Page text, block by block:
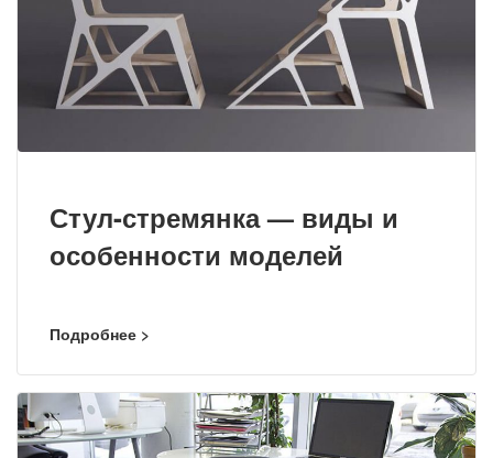
Стул-стремянка — виды и
особенности моделей
Подробнее >